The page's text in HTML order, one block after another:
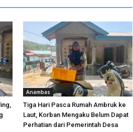
Anambas
Tiga Hari Pasca Rumah Ambruk ke
Laut, Korban Mengaku Belum Dapat
Perhatian dari Pemerintah Desa